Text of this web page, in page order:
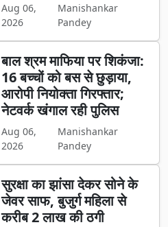
Aug 06,
2026
Manishankar
Pandey
बाल श्रम माफिया पर शिकंजा:
16 बच्चों को बस से छुड़ाया,
आरोपी नियोक्ता गिरफ्तार;
नेटवर्क खंगाल रही पुलिस
Aug 06,
2026
Manishankar
Pandey
सुरक्षा का झांसा देकर सोने के
जेवर साफ, बुजुर्ग महिला से
करीब 2 लाख की ठगी